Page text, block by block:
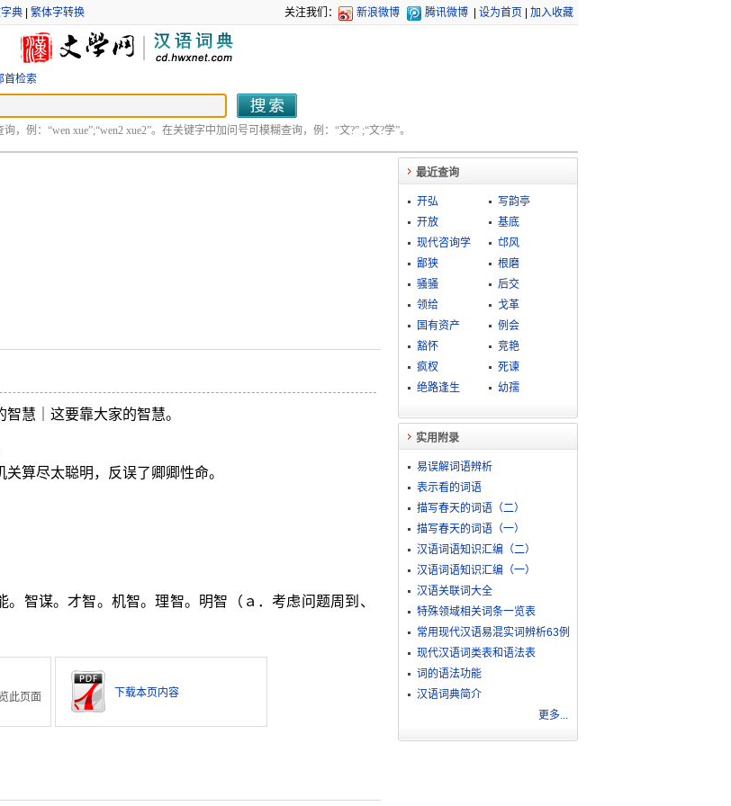
典| 繁体字转换 关注我们： 新浪微博 腾讯微博 设为首页 加入收藏
首检索
，例：“wen xue”;“wen2 xue2”。在关键字中加问号可模糊查询，例：“文?” ;“文?学”。
慧｜这要靠大家的智慧。
算尽太聪明，反误了卿卿性命。
智谋。才智。机智。理智。明智（ａ．考虑问题周到、
此页面
下载本页内容
最近查询
开弘
写韵亭
开放
基底
现代咨询学
邙风
鄙狭
根磨
骚骚
后交
领给
戈革
国有资产
例会
豁怀
竞艳
疯杈
死谏
绝路逢生
幼孺
实用附录
易误解词语辨析
表示看的词语
描写春天的词语（二）
描写春天的词语（一）
汉语词语知识汇编（二）
汉语词语知识汇编（一）
汉语关联词大全
特殊领域相关词条一览表
常用现代汉语易混实词辨析63例
现代汉语词类表和语法表
词的语法功能
汉语词典简介
更多...